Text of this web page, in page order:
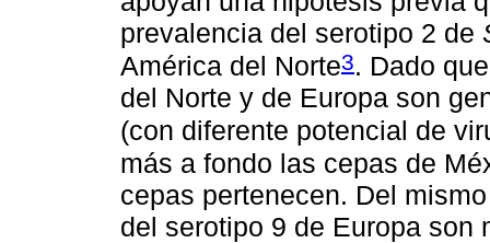
prevalencia del serotipo 2 de
América del Norte3. Dado
del Norte y de Europa son
(con diferente potencial de
más a fondo las cepas de
cepas pertenecen. Del
del serotipo 9 de Europa son